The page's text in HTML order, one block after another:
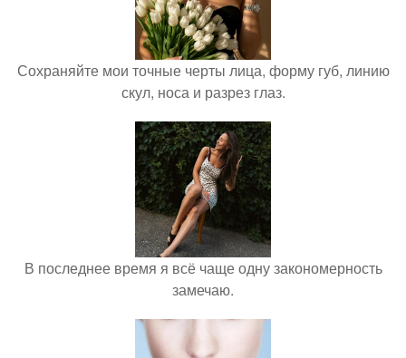
Сохраняйте мои точные черты лица, форму губ, линию
скул, носа и разрез глаз.
В последнее время я всё чаще одну закономерность
замечаю.